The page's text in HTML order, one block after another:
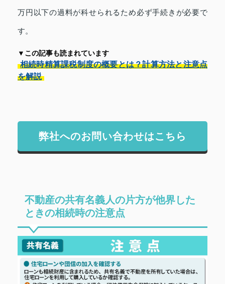
万円以下の過料が科せられるため必ず手続きが必要で
す。
▼この記事も読まれています
相続時精算課税制度の概要とは？計算方法と注意点
を解説
弊社へのお問い合わせはこちら
不動産の共有名義人の片方が他界した
ときの相続時の注意点